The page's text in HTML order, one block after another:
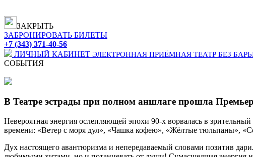
ЗАКРЫТЬ
ЗАБРОНИРОВАТЬ БИЛЕТЫ
+7 (343) 371-40-56
ЛИЧНЫЙ КАБИНЕТ ЭЛЕКТРОННАЯ ПРИЁМНАЯ ТЕАТР БЕЗ
СОБЫТИЯ
В Театре эстрады при полном аншлаге прошла
Невероятная энергия ослепляющей эпохи 90-х ворвалась в
времени: «Ветер с моря дул», «Чашка кофею», «Жёлтые тюльпаны»,
Дух настоящего авантюризма и непередаваемый словами позитив